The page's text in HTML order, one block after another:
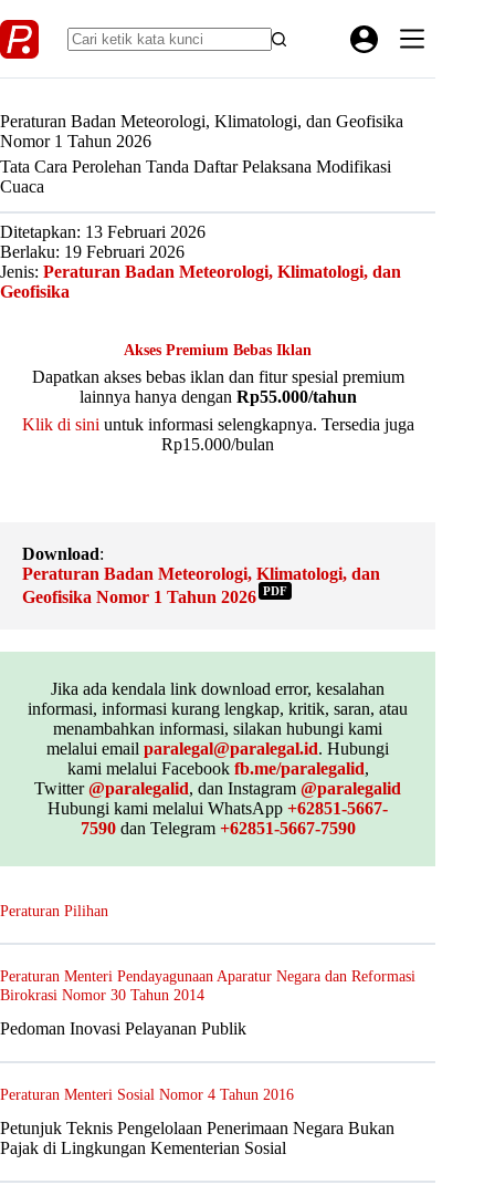
to
content
Peraturan Badan Meteorologi, Klimatologi, dan Geofisika
Nomor 1 Tahun 2026
Tata Cara Perolehan Tanda Daftar Pelaksana Modifikasi
Cuaca
Ditetapkan: 13 Februari 2026
Berlaku: 19 Februari 2026
Jenis: Peraturan Badan Meteorologi, Klimatologi, dan
Geofisika
Akses Premium Bebas Iklan
Dapatkan akses bebas iklan dan fitur spesial premium
lainnya hanya dengan Rp55.000/tahun
Klik di sini untuk informasi selengkapnya. Tersedia juga
Rp15.000/bulan
Download:
Peraturan Badan Meteorologi, Klimatologi, dan
Geofisika Nomor 1 Tahun 2026 PDF
Jika ada kendala link download error, kesalahan
informasi, informasi kurang lengkap, kritik, saran, atau
menambahkan informasi, silakan hubungi kami
melalui emailparalegal@paralegal.id. Hubungi
kami melalui Facebook fb.me/paralegalid,
Twitter@paralegalid, dan Instagram@paralegalid
Hubungi kami melalui WhatsApp+62851-5667-
7590dan Telegram +62851-5667-7590
Peraturan Pilihan
Peraturan Menteri Pendayagunaan Aparatur Negara dan Reformasi
Birokrasi Nomor 30 Tahun 2014
Pedoman Inovasi Pelayanan Publik
Peraturan Menteri Sosial Nomor 4 Tahun 2016
Petunjuk Teknis Pengelolaan Penerimaan Negara Bukan
Pajak di Lingkungan Kementerian Sosial